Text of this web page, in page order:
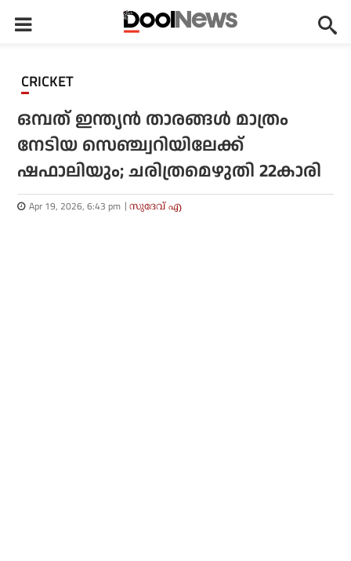
CRICKET
ഒമ്പത് ഇന്ത്യൻ താരങ്ങൾ മാത്രം
നേടിയ സെഞ്ച്വറിയിലേക്ക്
ഷഫാലിയും; ചരിത്രമെഴുതി 22കാരി
Apr 19, 2026, 6:43 pm സുദേവ് എ